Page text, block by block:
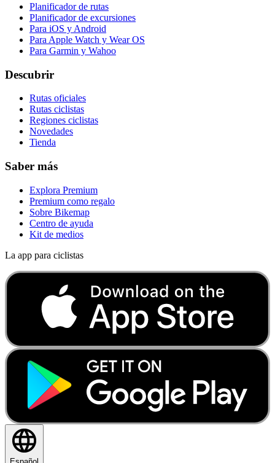
Planificador de rutas
Planificador de excursiones
Para iOS y Android
Para Apple Watch y Wear OS
Para Garmin y Wahoo
Descubrir
Rutas oficiales
Rutas ciclistas
Regiones ciclistas
Novedades
Tienda
Saber más
Explora Premium
Premium como regalo
Sobre Bikemap
Centro de ayuda
Kit de medios
La app para ciclistas